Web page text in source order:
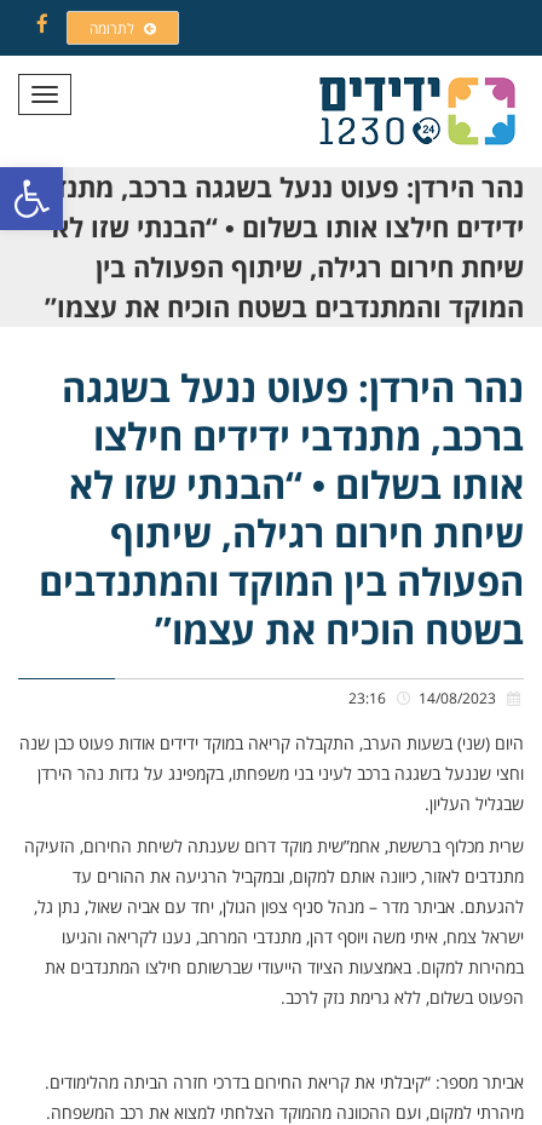
פתח
לתרומה
תפריט
נהר הירדן: פעוט ננעל בשגגה ברכב, מתנדבי
ידידים חילצו אותו בשלום • “הבנתי שזו לא
שיחת חירום רגילה, שיתוף הפעולה בין
המוקד והמתנדבים בשטח הוכיח את עצמו”
נהר הירדן: פעוט ננעל בשגגה
ברכב, מתנדבי ידידים חילצו
אותו בשלום • “הבנתי שזו לא
שיחת חירום רגילה, שיתוף
הפעולה בין המוקד והמתנדבים
בשטח הוכיח את עצמו”
היום (שני) בשעות הערב, התקבלה קריאה במוקד ידידים אודות פעוט כבן שנה
וחצי שננעל בשגגה ברכב לעיני בני משפחתו, בקמפינג על גדות נהר הירדן
שבגליל העליון.
שרית מכלוף ברששת, אחמ”שית מוקד דרום שענתה לשיחת החירום, הזעיקה
מתנדבים לאזור, כיוונה אותם למקום, ובמקביל הרגיעה את ההורים עד
להגעתם. אביתר מדר – מנהל סניף צפון הגולן, יחד עם אביה שאול, נתן גל,
ישראל צמח, איתי משה ויוסף דהן, מתנדבי המרחב, נענו לקריאה והגיעו
במהירות למקום. באמצעות הציוד הייעודי שברשותם חילצו המתנדבים את
הפעוט בשלום, ללא גרימת נזק לרכב.
אביתר מספר: “קיבלתי את קריאת החירום בדרכי חזרה הביתה מהלימודים.
מיהרתי למקום, ועם ההכוונה מהמוקד הצלחתי למצוא את רכב המשפחה.